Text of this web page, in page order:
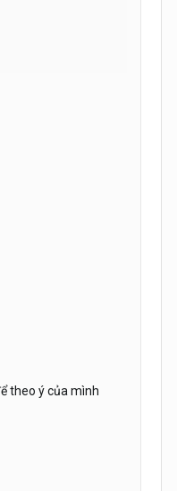
theo ý của mình